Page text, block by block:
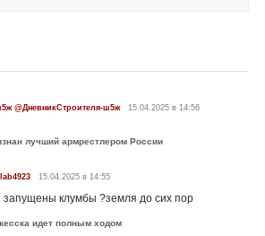
@ДневникСтроителя-ш5ж 15.04.2025 в 14:56
лучший армрестлером России
15.04.2025 в 14:55
запущены клумбы ?земля до сих пор
идет полным ходом